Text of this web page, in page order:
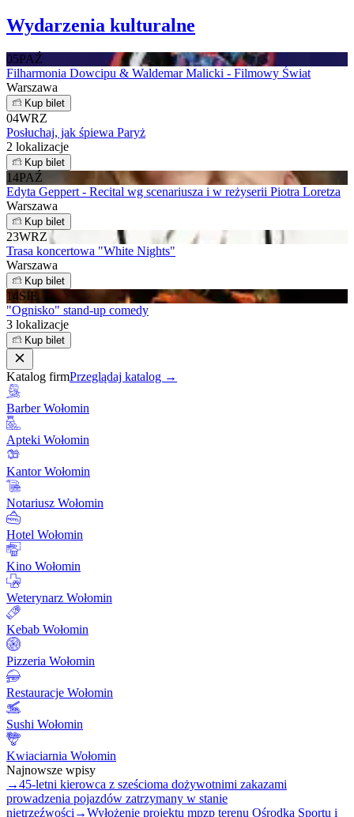
Wydarzenia kulturalne
05PAŹ
Filharmonia Dowcipu & Waldemar Malicki - Filmowy Świat
Warszawa
Kup bilet
04WRZ
Posłuchaj, jak śpiewa Paryż
2 lokalizacje
Kup bilet
14PAŹ
Edyta Geppert - Recital wg scenariusza i w reżyserii Piotra Loretza
Warszawa
Kup bilet
23WRZ
Trasa koncertowa "White Nights"
Warszawa
Kup bilet
14SIE
"Ognisko" stand-up comedy
3 lokalizacje
Kup bilet
Katalog firmPrzeglądaj katalog →
Barber Wołomin
Apteki Wołomin
Kantor Wołomin
Notariusz Wołomin
Hotel Wołomin
Kino Wołomin
Weterynarz Wołomin
Kebab Wołomin
Pizzeria Wołomin
Restauracje Wołomin
Sushi Wołomin
Kwiaciarnia Wołomin
Najnowsze wpisy
→45-letni kierowca z sześcioma dożywotnimi zakazami
prowadzenia pojazdów zatrzymany w stanie
nietrzeźwości →Wyłożenie projektu mpzp terenu Ośrodka Sportu i